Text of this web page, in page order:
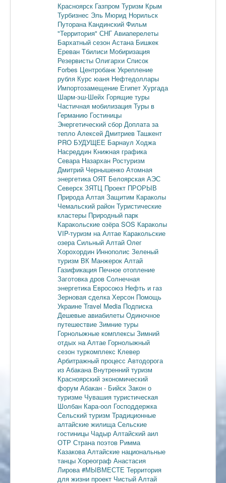
Красноярск Газпром Туризм Крым
Турбизнес Эль Мюрид Норильск
Путорана Кандинский Фильм
"Территория" СНГ Авиаперелеты
Бархатный сезон Астана Бишкек
Ереван Тбилиси Мобиризация
Резервисты Олигархи Список
Forbes Центробанк Укрепление
рубля Курс юаня Нефтедоллары
Импортозамещение Египет Хургада
Шарм-эш-Шейх Горящие туры
Частичная мобилизация Туры в
Германию Гостиницы
Энергетический сбор Доплата за
тепло Алексей Дмитриев Ташкент
PRO БУДУЩЕЕ Барнаул Ходжа
Насреддин Книжная графика
Севара Назархан Ростуризм
Дмитрий Чернышенко Атомная
энергетика ОЯТ Белоярская АЭС
Северск ЗЯТЦ Проект ПРОРЫВ
Природа Алтая Защитим Караколы
Чемальский район Туристические
кластеры Природный парк
Каракольские озёра SOS Караколы
VIP-туризм на Алтае Каракольские
озера Сильный Алтай Олег
Хорохордин Иннополис Зеленый
туризм ВК Манжерок Алтай
Газификация Печное отопление
Заготовка дров Солнечная
энергетика Евросоюз Нефть и газ
Зерновая сделка Херсон Помощь
Украине Travel Media Подписка
Дешевые авиабилеты Одиночное
путешествие Зимние туры
Горнолыжные комплексы Зимний
отдых на Алтае Горнолыжный
сезон туркомплекс Клевер
Арбитражный процесс Автодорога
из Абакана Внутренний туризм
Красноярский экономический
форум Абакан - Бийск Закон о
туризме Чувашия туристическая
Шолбан Кара-оол Господдержка
Сельский туризм Традиционные
алтайские жилища Сельские
гостиницы Чадыр Алтайский аил
ОТР Страна поэтов Римма
Казакова Алтайские национальные
танцы Хореограф Анастасия
Лирова #МЫВМЕСТЕ Территория
для жизни проект Чистый Алтай